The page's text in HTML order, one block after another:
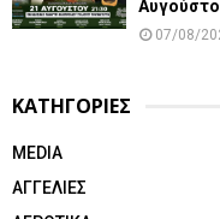
07/08/
ΚΑΤΗΓΟΡΙΕΣ
MEDIA
ΑΓΓΕΛΙΕΣ